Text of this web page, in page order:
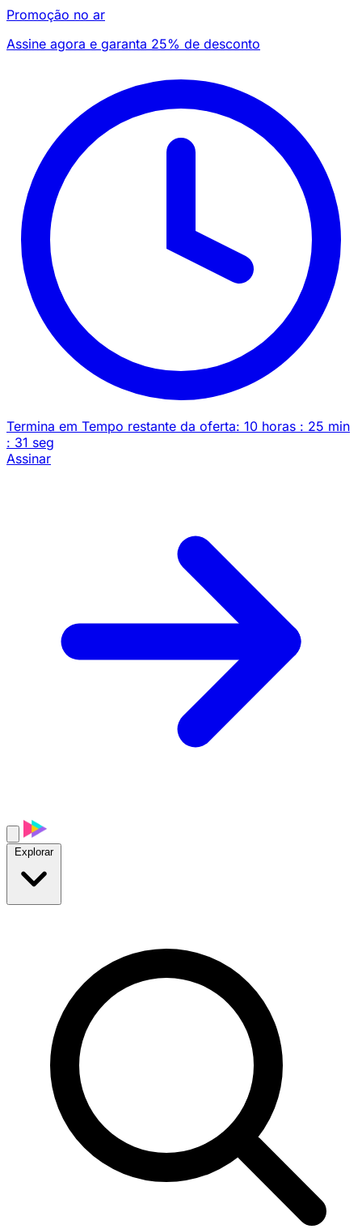
Promoção no ar
Assine agora e garanta 25% de desconto
Termina em Tempo restante da oferta: 10 horas : 25 min
: 31 seg
Assinar
Explorar